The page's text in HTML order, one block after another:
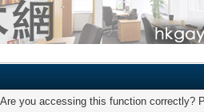
you accessing this function correctly?